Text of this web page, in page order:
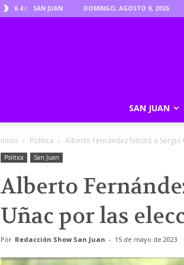
6.4 C SAN JUAN DOMINGO, AGOSTO 9, 2026
SAN JUAN
Inicio Política Alberto Fernández felicitó a Sergio
Política San Juan
Alberto
Uñac por las
Por Redacción Show San Juan - 15 de mayo de 2023